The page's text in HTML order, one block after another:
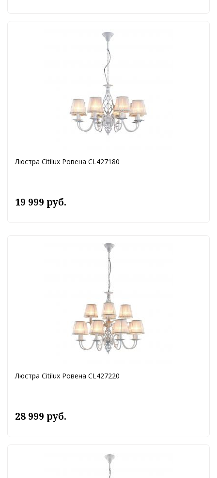
Люстра Citilux Ровена CL427180
19 999 руб.
Люстра Citilux Ровена CL427220
28 999 руб.